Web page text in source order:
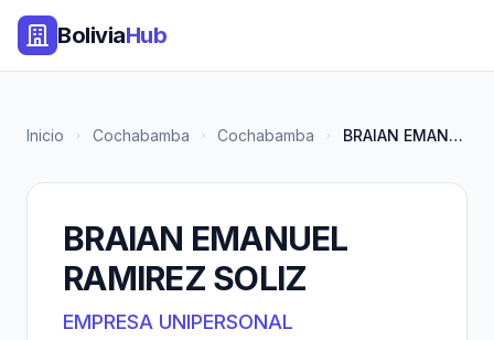
BoliviaHub
Inicio Cochabamba Cochabamba BRAIAN EMANUEL RAMIREZ SOLIZ
BRAIAN EMANUEL
RAMIREZ SOLIZ
EMPRESA UNIPERSONAL